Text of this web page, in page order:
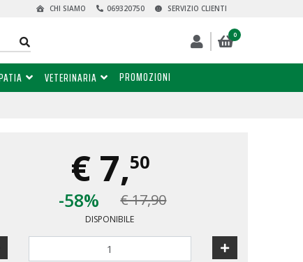
SERVIZIO CLIENTI
069320750
CHI SIAMO
0
VETERINARIA PROMOZIONI
€ 7,50
-58%
€ 17,90
DISPONIBILE